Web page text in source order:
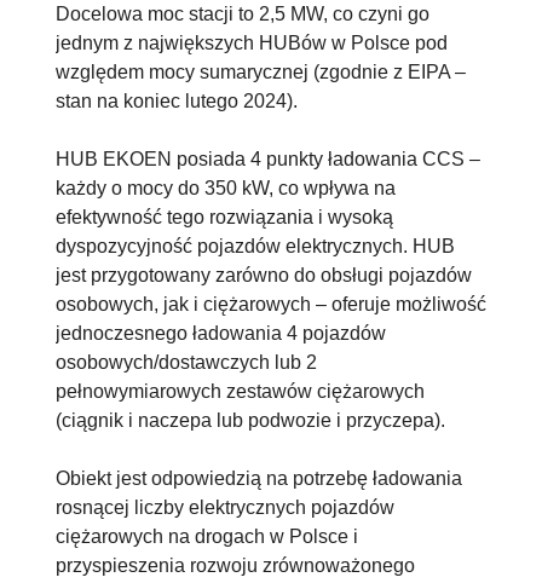
Docelowa moc stacji to 2,5 MW, co czyni go
jednym z największych HUBów w Polsce pod
względem mocy sumarycznej (zgodnie z EIPA –
stan na koniec lutego 2024).
HUB EKOEN posiada 4 punkty ładowania CCS –
każdy o mocy do 350 kW, co wpływa na
efektywność tego rozwiązania i wysoką
dyspozycyjność pojazdów elektrycznych. HUB
jest przygotowany zarówno do obsługi pojazdów
osobowych, jak i ciężarowych – oferuje możliwość
jednoczesnego ładowania 4 pojazdów
osobowych/dostawczych lub 2
pełnowymiarowych zestawów ciężarowych
(ciągnik i naczepa lub podwozie i przyczepa).
Obiekt jest odpowiedzią na potrzebę ładowania
rosnącej liczby elektrycznych pojazdów
ciężarowych na drogach w Polsce i
przyspieszenia rozwoju zrównoważonego